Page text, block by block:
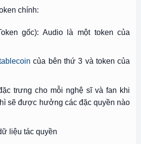
chính:
gốc): Audio là một token của
của bên thứ 3 và token của
trưng cho mỗi nghệ sĩ và fan khi
sẽ được hưởng các đặc quyền nào
liệu tác quyền